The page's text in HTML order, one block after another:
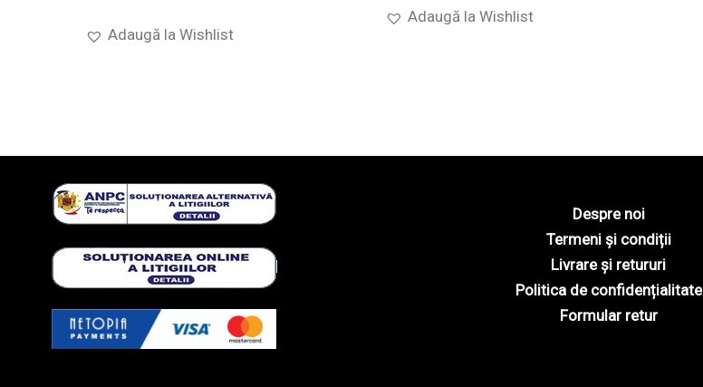
Adaugă la Wishlist
Adaugă la Wishlist
Despre noi
Termeni și condiții
Livrare și retururi
Politica de confidențialitate
Formular retur